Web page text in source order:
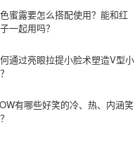
蜜露要怎么搭配使用？能和红
一起用吗？
通过亮眼拉提小脸术塑造V型小
有哪些好笑的冷、热、内涵笑